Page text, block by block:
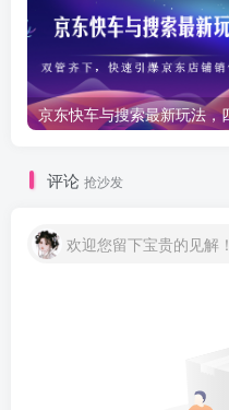
评论 抢沙发
欢迎您留下宝贵的见解！